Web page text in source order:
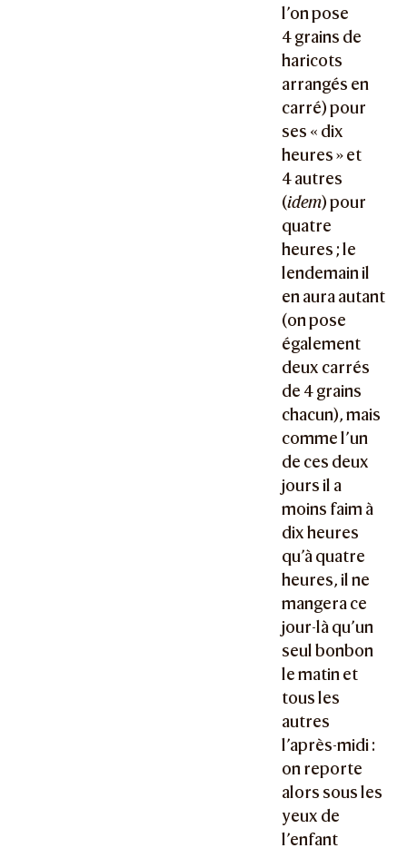
l’on pose
4 grains de
haricots
arrangés en
carré) pour
ses « dix
heures » et
4 autres
(idem) pour
quatre
heures ; le
lendemain il
en aura autant
(on pose
également
deux carrés
de 4 grains
chacun), mais
comme l’un
de ces deux
jours il a
moins faim à
dix heures
qu’à quatre
heures, il ne
mangera ce
jour-là qu’un
seul bonbon
le matin et
tous les
autres
l’après-midi :
on reporte
alors sous les
yeux de
l’enfant